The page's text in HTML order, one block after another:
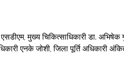
मुख्य चिकित्साधिकारी डा.
एनके जोशी, जिला पूर्ति अधिकारी